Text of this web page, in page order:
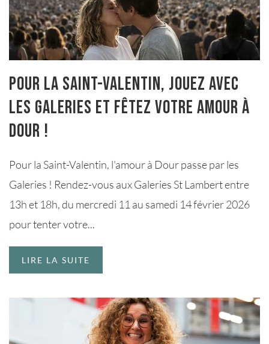
Pour la Saint-Valentin, jouez avec
les Galeries et fêtez votre amour à
Dour !
Pour la Saint-Valentin, l'amour à Dour passe par les
Galeries ! Rendez-vous aux Galeries St Lambert entre
13h et 18h, du mercredi 11 au samedi 14 février 2026
pour tenter votre...
LIRE LA SUITE